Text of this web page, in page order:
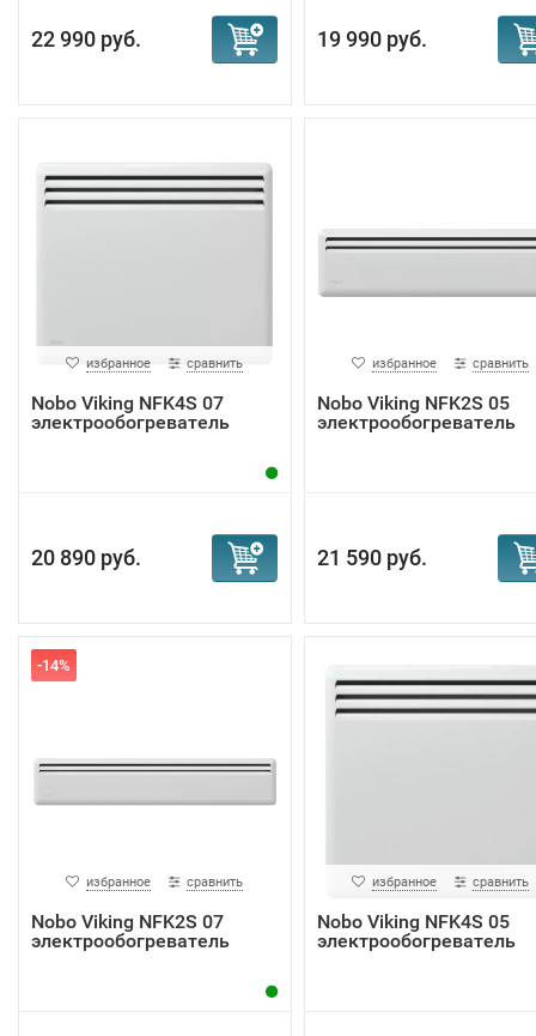
22 990 руб. 19 990 руб.
избранное сравнить
Nobo Viking NFK4S 07
электрообогреватель
20 890 руб.
избранное сравнить
Nobo Viking NFK2S 05
электрообогреватель
21 590 руб.
-14%
избранное сравнить
Nobo Viking NFK2S 07
электрообогреватель
избранное сравнить
Nobo Viking NFK4S 05
электрообогреватель